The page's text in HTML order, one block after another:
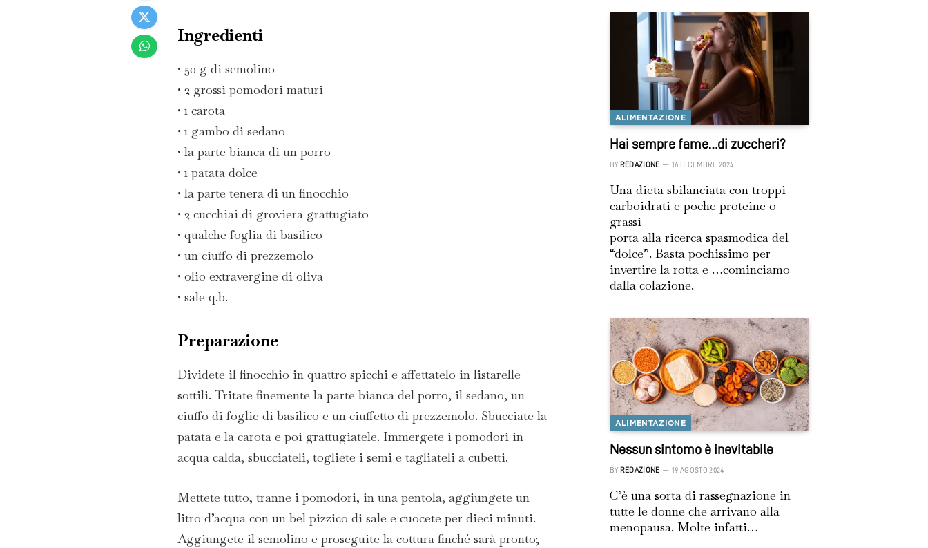
Ingredienti
• 50 g di semolino
• 2 grossi pomodori maturi
• 1 carota
• 1 gambo di sedano
• la parte bianca di un porro
• 1 patata dolce
• la parte tenera di un finocchio
• 2 cucchiai di groviera grattugiato
• qualche foglia di basilico
• un ciuffo di prezzemolo
• olio extravergine di oliva
• sale q.b.
Preparazione
Dividete il finocchio in quattro spicchi e affettatelo in listarelle
sottili. Tritate finemente la parte bianca del porro, il sedano, un
ciuffo di foglie di basilico e un ciuffetto di prezzemolo. Sbucciate la
patata e la carota e poi grattugiatele. Immergete i pomodori in
acqua calda, sbucciateli, togliete i semi e tagliateli a cubetti.
Mettete tutto, tranne i pomodori, in una pentola, aggiungete un
litro d’acqua con un bel pizzico di sale e cuocete per dieci minuti.
Aggiungete il semolino e proseguite la cottura finché sarà pronto;
ALIMENTAZIONE
Hai sempre fame…di zuccheri?
BY REDAZIONE 16 DICEMBRE 2024
Una dieta sbilanciata con troppi
carboidrati e poche proteine o
grassi
porta alla ricerca spasmodica del
“dolce”. Basta pochissimo per
invertire la rotta e …cominciamo
dalla colazione.
ALIMENTAZIONE
Nessun sintomo è inevitabile
BY REDAZIONE 19 AGOSTO 2024
C’è una sorta di rassegnazione in
tutte le donne che arrivano alla
menopausa. Molte infatti…